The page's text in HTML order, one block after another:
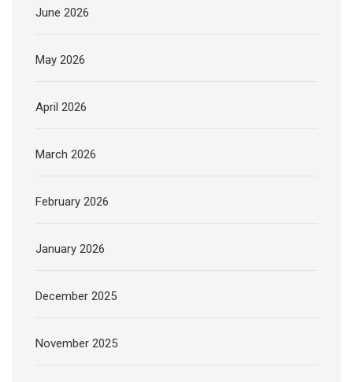
June 2026
May 2026
April 2026
March 2026
February 2026
January 2026
December 2025
November 2025